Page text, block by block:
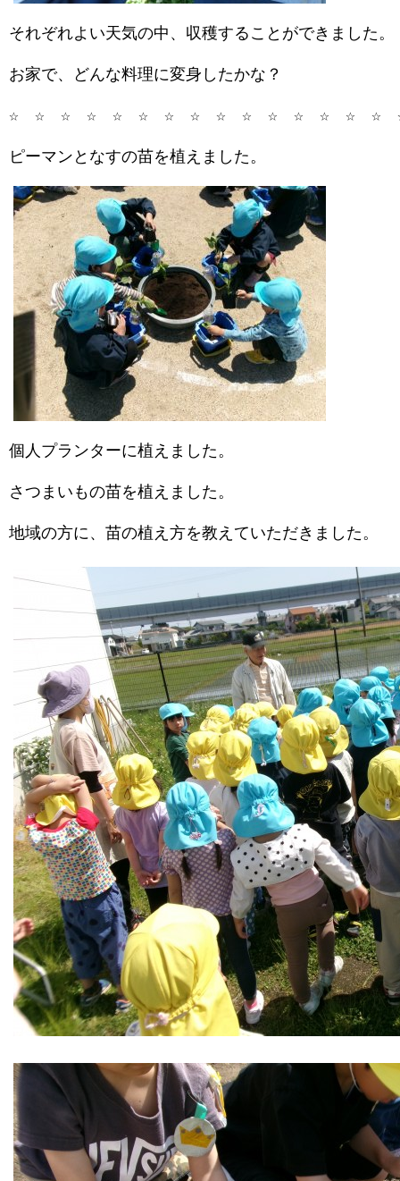
それぞれよい天気の中、収穫することができました。
お家で、どんな料理に変身したかな？
☆ ☆ ☆ ☆ ☆ ☆ ☆ ☆ ☆ ☆ ☆ ☆ ☆ ☆ ☆
ピーマンとなすの苗を植えました。
個人プランターに植えました。
さつまいもの苗を植えました。
地域の方に、苗の植え方を教えていただきました。